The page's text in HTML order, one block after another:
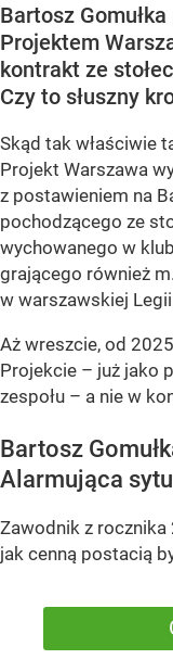
Bartosz Gomułka
Projektem
kontrakt ze
Czy to słuszny
Skąd tak właściwie
Projekt Warszawa
z postawieniem na
pochodzącego ze
wychowanego w
grającego również
w warszawskiej
Aż wreszcie, od
Projekcie – już jako
zespołu – a nie w
Bartosz
Alarmująca
Zawodnik z rocznika
jak cenną postacią